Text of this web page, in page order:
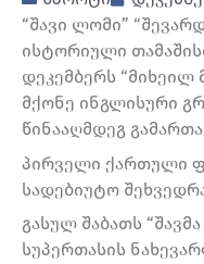
“შავი ლომი”
ისტორიული
დეკემბერს “მიხეილ
მქონე ინგლისური
წინააღმდეგ
პირველი ქართული
სადებიუტო
გასულ შაბათს
სუპერთასის